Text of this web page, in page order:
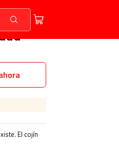
El cojín